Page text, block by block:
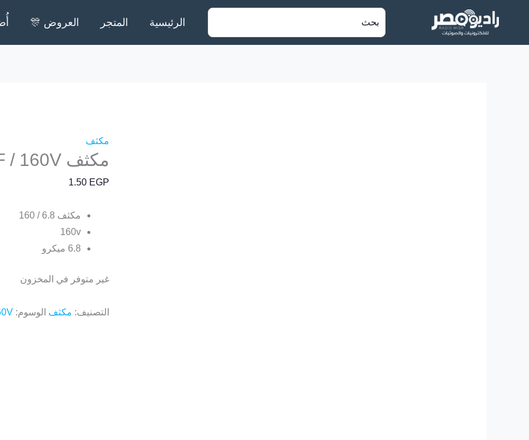
البحث
عن:
الرئيسية المتجر العروض 🎊
مكثف
مكثف 6.8µF / 160V
1.50 EGP
مكثف 6.8 / 160
160v
6.8 ميكرو
غير متوفر في المخزون
التصنيف: مكثف الوسوم: